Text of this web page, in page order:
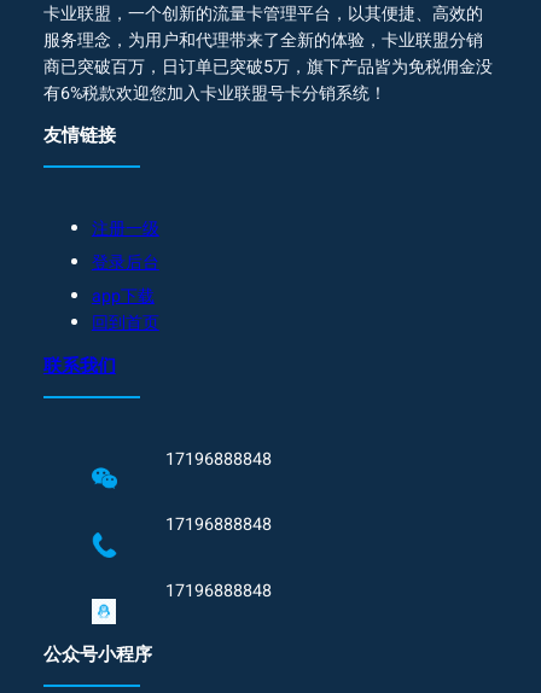
卡业联盟，一个创新的流量卡管理平台，以其便捷、高效的
服务理念，为用户和代理带来了全新的体验，卡业联盟分销
商已突破百万，日订单已突破5万，旗下产品皆为免税佣金没
有6%税款欢迎您加入卡业联盟号卡分销系统！
友情链接
注册一级
登录后台
app下载
回到首页
联系我们
17196888848
17196888848
17196888848
公众号小程序